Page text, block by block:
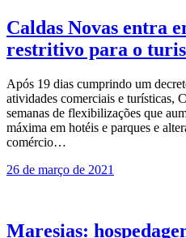
Caldas Novas entra
restritivo para o
Após 19 dias cumprindo um
atividades comerciais e turísticas,
semanas de flexibilizações que
máxima em hotéis e parques e
comércio…
26 de março de 2021
Maresias: